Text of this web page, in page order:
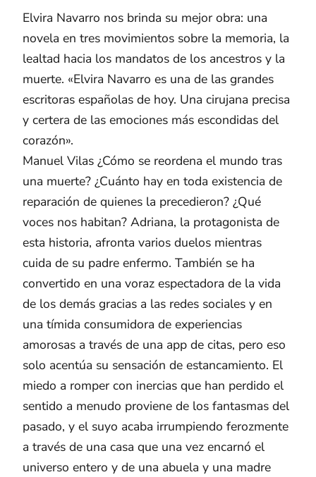
Elvira Navarro nos brinda su mejor obra: una
novela en tres movimientos sobre la memoria, la
lealtad hacia los mandatos de los ancestros y la
muerte. «Elvira Navarro es una de las grandes
escritoras españolas de hoy. Una cirujana precisa
y certera de las emociones más escondidas del
corazón».
Manuel Vilas ¿Cómo se reordena el mundo tras
una muerte? ¿Cuánto hay en toda existencia de
reparación de quienes la precedieron? ¿Qué
voces nos habitan? Adriana, la protagonista de
esta historia, afronta varios duelos mientras
cuida de su padre enfermo. También se ha
convertido en una voraz espectadora de la vida
de los demás gracias a las redes sociales y en
una tímida consumidora de experiencias
amorosas a través de una app de citas, pero eso
solo acentúa su sensación de estancamiento. El
miedo a romper con inercias que han perdido el
sentido a menudo proviene de los fantasmas del
pasado, y el suyo acaba irrumpiendo ferozmente
a través de una casa que una vez encarnó el
universo entero y de una abuela y una madre